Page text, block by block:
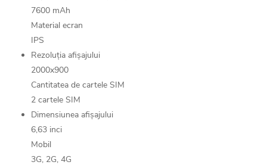
7600 mAh
Material ecran
IPS
Rezoluția afișajului
2000x900
Cantitatea de cartele SIM
2 cartele SIM
Dimensiunea afișajului
6,63 inci
Mobil
3G, 2G, 4G